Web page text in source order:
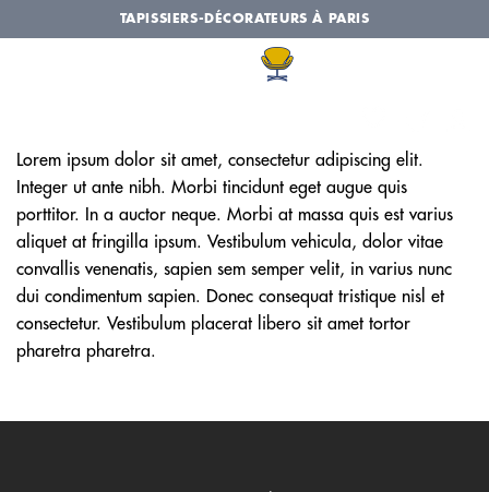
au
TAPISSIERS-DÉCORATEURS À PARIS
Lorem ipsum dolor sit amet, consectetur adipiscing elit.
Integer ut ante nibh. Morbi tincidunt eget augue quis
porttitor. In a auctor neque. Morbi at massa quis est varius
aliquet at fringilla ipsum. Vestibulum vehicula, dolor vitae
convallis venenatis, sapien sem semper velit, in varius nunc
dui condimentum sapien. Donec consequat tristique nisl et
consectetur. Vestibulum placerat libero sit amet tortor
pharetra pharetra.